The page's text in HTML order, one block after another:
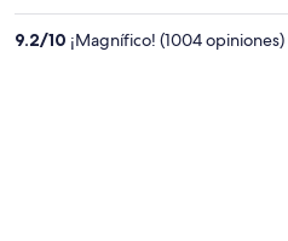
9.2/10 ¡Magnífico! (1004 opiniones)